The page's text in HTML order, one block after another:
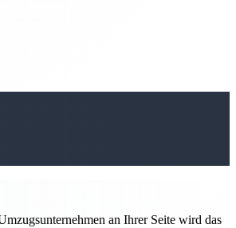
an Ihrer Seite wird das